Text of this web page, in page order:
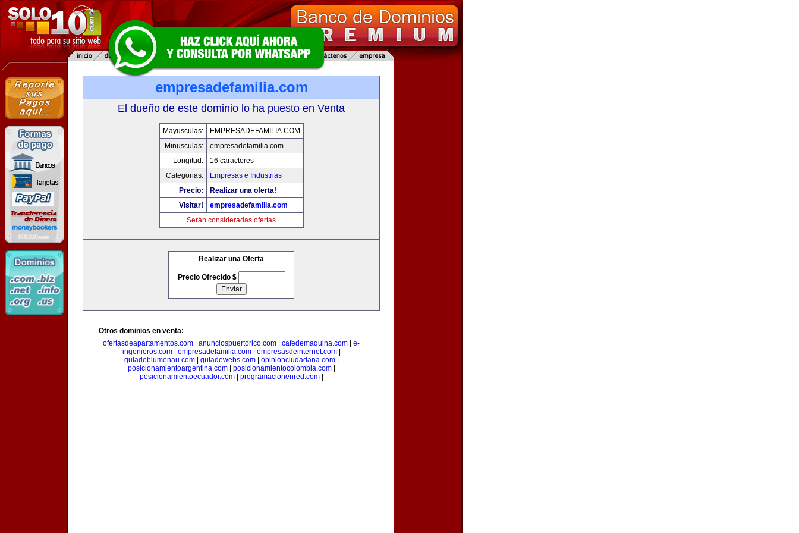
empresadefamilia.com
El dueño de este dominio lo ha puesto en Venta
Mayusculas:
EMPRESADEFAMILIA.COM
Minusculas:
empresadefamilia.com
Longitud:
16 caracteres
Categorias:
Empresas e Industrias
Precio:
Realizar una oferta!
Visitar!
empresadefamilia.com
Serán consideradas ofertas
Realizar una Oferta
Precio Ofrecido $
Otros dominios en venta:
ofertasdeapartamentos.com
anunciospuertorico.com cafedemaquina.com
e-
ingenieros.com| empresadefamilia.com| empresasdeinternet.com|
guiadeblumenau.com| guiadewebs.com| opinionciudadana.com|
posicionamientoargentina.com| posicionamientocolombia.com|
posicionamientoecuador.com| programacionenred.com|